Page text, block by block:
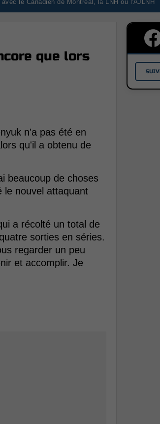
le Canadien de Montréal, la LNH ou l'AJLNH
que lors
n'a pas été en
qu'il a obtenu de
beaucoup de choses
le nouvel attaquant
a récolté un total de
sorties en séries.
regarder un peu
et accomplir. Je